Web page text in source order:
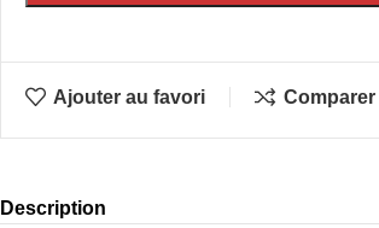
Ajouter au favori Comparer
Description